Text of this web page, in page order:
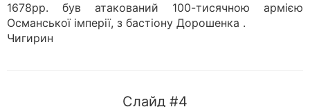
1678рр. був атакований 100-тисячною армією
Османської імперії, з бастіону Дорошенка .
Чигирин
Слайд #4